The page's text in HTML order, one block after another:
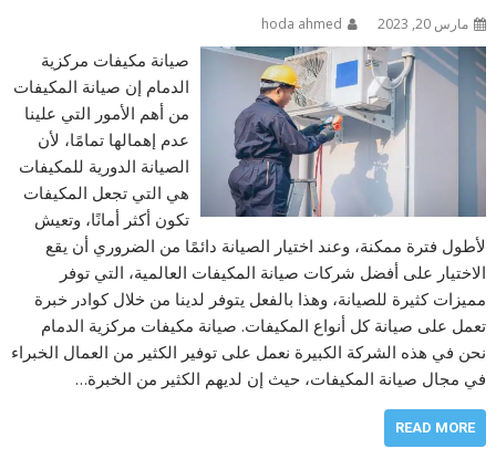
مارس 20, 2023 hoda ahmed
صيانة مكيفات مركزية
الدمام إن صيانة المكيفات
من أهم الأمور التي علينا
عدم إهمالها تمامًا، لأن
الصيانة الدورية للمكيفات
هي التي تجعل المكيفات
تكون أكثر أمانًا، وتعيش
لأطول فترة ممكنة، وعند اختيار الصيانة دائمًا من الضروري أن يقع
الاختيار على أفضل شركات صيانة المكيفات العالمية، التي توفر
مميزات كثيرة للصيانة، وهذا بالفعل يتوفر لدينا من خلال كوادر خبرة
تعمل على صيانة كل أنواع المكيفات. صيانة مكيفات مركزية الدمام
نحن في هذه الشركة الكبيرة نعمل على توفير الكثير من العمال الخبراء
في مجال صيانة المكيفات، حيث إن لديهم الكثير من الخبرة…
READ MORE